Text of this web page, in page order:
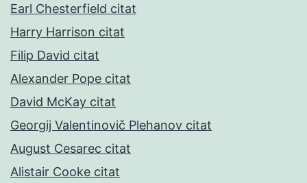
Earl Chesterfield citat
Harry Harrison citat
Filip David citat
Alexander Pope citat
David McKay citat
Georgij Valentinovič Plehanov citat
August Cesarec citat
Alistair Cooke citat